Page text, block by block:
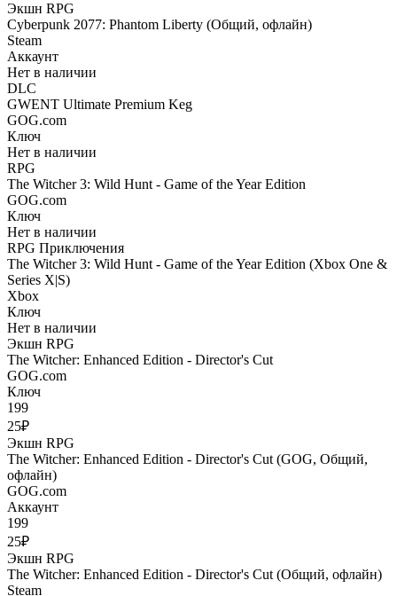
Экшн RPG
Cyberpunk 2077: Phantom Liberty (Общий, офлайн)
Steam
Аккаунт
Нет в наличии
DLC
GWENT Ultimate Premium Keg
GOG.com
Ключ
Нет в наличии
RPG
The Witcher 3: Wild Hunt - Game of the Year Edition
GOG.com
Ключ
Нет в наличии
RPG Приключения
The Witcher 3: Wild Hunt - Game of the Year Edition (Xbox One &
Series X|S)
Xbox
Ключ
Нет в наличии
Экшн RPG
The Witcher: Enhanced Edition - Director's Cut
GOG.com
Ключ
199
25₽
Экшн RPG
The Witcher: Enhanced Edition - Director's Cut (GOG, Общий,
офлайн)
GOG.com
Аккаунт
199
25₽
Экшн RPG
The Witcher: Enhanced Edition - Director's Cut (Общий, офлайн)
Steam